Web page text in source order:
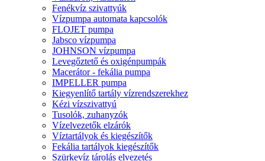
Fenékvíz szivattyúk
Vízpumpa automata kapcsolók
FLOJET pumpa
Jabsco vízpumpa
JOHNSON vízpumpa
Levegőztető és oxigénpumpák
Macerátor - fekália pumpa
IMPELLER pumpa
Kiegyenlítő tartály vízrendszerekhez
Kézi vízszivattyú
Tusolók, zuhanyzók
Vízelvezetők elzárók
Víztartályok és kiegészítők
Fekália tartályok kiegészítők
Szürkevíz tárolás elvezetés